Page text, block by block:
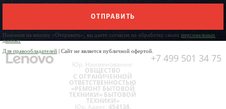
ОТПРАВИТЬ
Нажимая на кнопку «Отправить», вы даете согласие на обработку своих персональных
данных
Для правообладателей | Сайт не является публичной офертой.
+7 499 501 34 75
Юр. Наименование:
ОБЩЕСТВО
С ОГРАНИЧЕННОЙ
ОТВЕТСТВЕННОСТЬЮ
«РЕМОНТ БЫТОВОЙ
ТЕХНИКИ» БЫТОВОЙ
ТЕХНИКИ»
Юр. Адрес: 454138,